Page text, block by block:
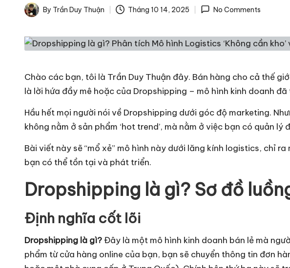
T
h
n
g
T
i
n
v
ề
L
o
Posted
By Trần Duy Thuận Tháng 10 14, 2025 No Comments
Chào các bạn, tôi là Trần Duy Thuận đây. Bán hàng cho cả thế
là lời hứa đầy mê hoặc của Dropshipping – mô hình kinh doanh
Hầu hết mọi người nói về Dropshipping dưới góc độ marketing.
không nằm ở sản phẩm ‘hot trend’, mà nằm ở việc bạn có quản
Bài viết này sẽ “mổ xẻ” mô hình này dưới lăng kính logistics, chỉ
bạn có thể tồn tại và phát triển.
Dropshipping là gì? Sơ đồ
Định nghĩa cốt lõi
Dropshipping là gì?Đây là một mô hình kinh doanh bán lẻ mà
phẩm từ cửa hàng online của bạn, bạn sẽ chuyển thông tin đơn